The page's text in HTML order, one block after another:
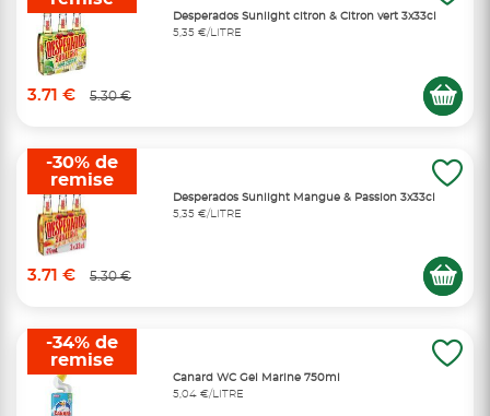
Desperados Sunlight citron & Citron vert 3x33cl
5,35 €/LITRE
3.71 € 5.30 €
Desperados Sunlight Mangue & Passion 3x33cl
5,35 €/LITRE
3.71 € 5.30 €
-30% de
remise
Canard WC Gel Marine 750ml
5,04 €/LITRE
-34% de
remise